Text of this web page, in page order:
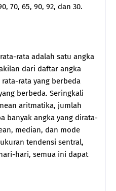
70, 65, 90, 92, dan 30.
rata adalah satu angka
dari daftar angka
rata yang berbeda
berbeda. Seringkali
aritmatika, jumlah
banyak angka yang dirata-
median, dan mode
tendensi sentral,
hari, semua ini dapat